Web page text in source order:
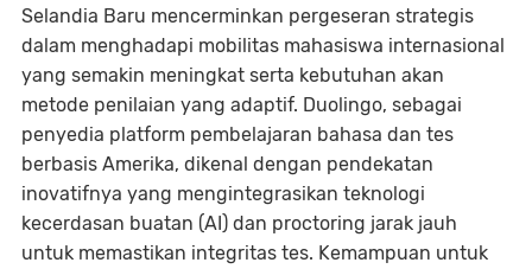
Selandia Baru mencerminkan pergeseran strategis
dalam menghadapi mobilitas mahasiswa internasional
yang semakin meningkat serta kebutuhan akan
metode penilaian yang adaptif. Duolingo, sebagai
penyedia platform pembelajaran bahasa dan tes
berbasis Amerika, dikenal dengan pendekatan
inovatifnya yang mengintegrasikan teknologi
kecerdasan buatan (AI) dan proctoring jarak jauh
untuk memastikan integritas tes. Kemampuan untuk